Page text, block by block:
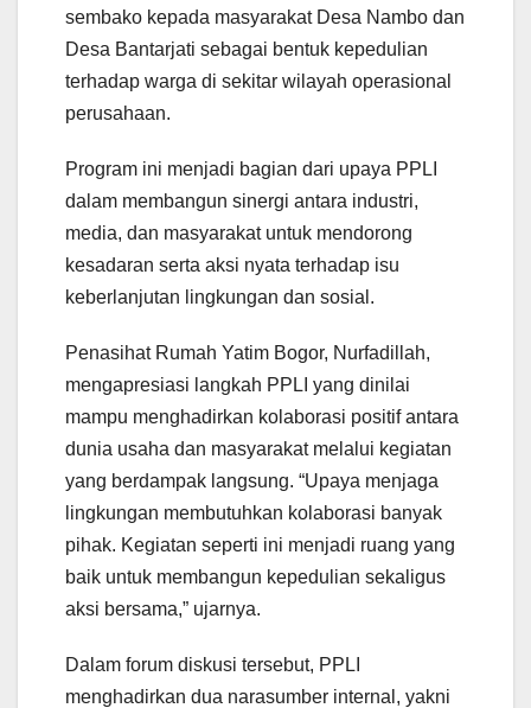
sembako kepada masyarakat Desa Nambo dan
Desa Bantarjati sebagai bentuk kepedulian
terhadap warga di sekitar wilayah operasional
perusahaan.
Program ini menjadi bagian dari upaya PPLI
dalam membangun sinergi antara industri,
media, dan masyarakat untuk mendorong
kesadaran serta aksi nyata terhadap isu
keberlanjutan lingkungan dan sosial.
Penasihat Rumah Yatim Bogor, Nurfadillah,
mengapresiasi langkah PPLI yang dinilai
mampu menghadirkan kolaborasi positif antara
dunia usaha dan masyarakat melalui kegiatan
yang berdampak langsung. “Upaya menjaga
lingkungan membutuhkan kolaborasi banyak
pihak. Kegiatan seperti ini menjadi ruang yang
baik untuk membangun kepedulian sekaligus
aksi bersama,” ujarnya.
Dalam forum diskusi tersebut, PPLI
menghadirkan dua narasumber internal, yakni